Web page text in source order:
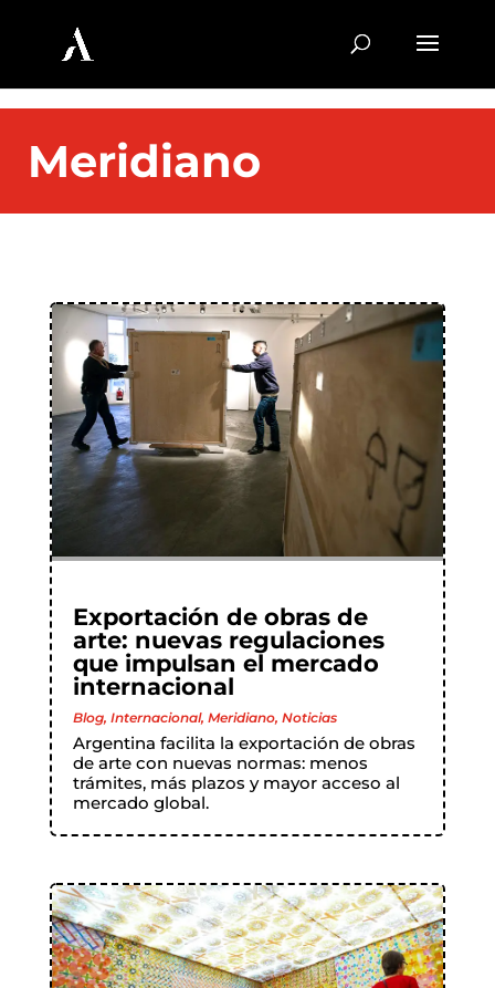
Meridiano
Exportación de obras de
arte: nuevas regulaciones
que impulsan el mercado
internacional
Blog, Internacional, Meridiano, Noticias
Argentina facilita la exportación de obras
de arte con nuevas normas: menos
trámites, más plazos y mayor acceso al
mercado global.